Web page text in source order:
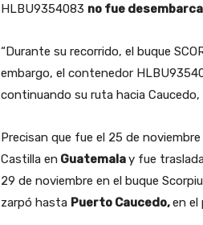
HLBU9354083 no fue
“Durante su recorrido, el buque
embargo, el contenedor
continuando su ruta hacia Caucedo,
Precisan que fue el 25 de
Castilla en Guatemalay fue
29 de noviembre en el buque
zarpó hasta Puerto Caucedo,en el